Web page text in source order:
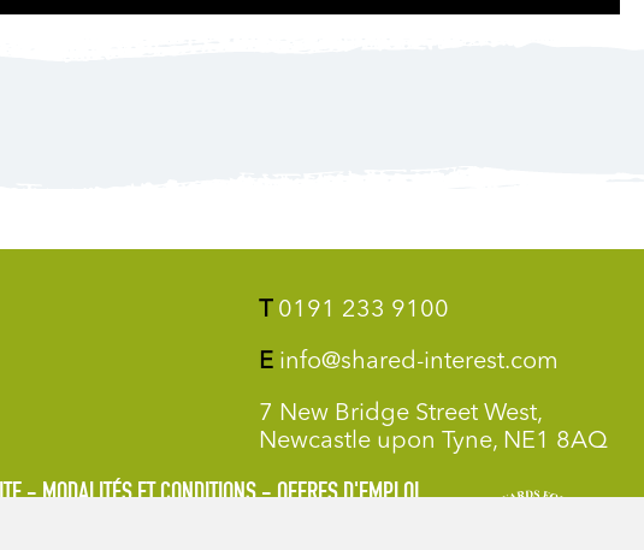
T 0191 233 9100
E info@shared-interest.com
7 New Bridge Street West,
Newcastle upon Tyne, NE1 8AQ
MODALITÉS ET CONDITIONS OFFRES D'EMPLOI